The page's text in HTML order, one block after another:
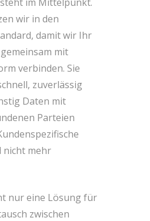
wir in den
damit wir Ihr
mit
verbinden. Sie
zuverlässig
Daten mit
Parteien
nicht mehr
nur eine Lösung für
zwischen